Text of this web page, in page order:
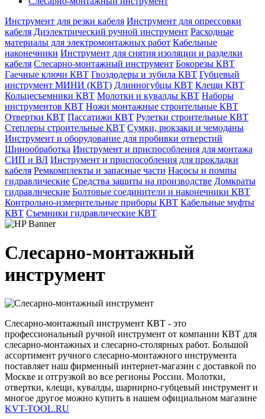
Инструмент для резки кабеля Инструмент для опрессовки
кабеля Диэлектрический ручной инструмент Расходные
материалы для электромонтажных работ Кабельные
наконечники Инструмент для снятия изоляции и разделки
кабеля Слесарно-монтажный инструмент Бокорезы КВТ
Гаечные ключи КВТ Гвоздодеры и зубила КВТ Губцевый
инструмент МИНИ (КВТ) Длинногубцы КВТ Клещи КВТ
Кольцесъемники КВТ Молотки и кувалды КВТ Наборы
инструментов КВТ Ножи монтажные строительные КВТ
Отвертки КВТ Пассатижи КВТ Рулетки строительные КВТ
Степлеры строительные КВТ Сумки, рюкзаки и чемоданы
Инструмент и оборудование для пробивки отверстий
Шинообработка Инструмент и приспособления для монтажа
СИП и ВЛ Инструмент и приспособления для прокладки
кабеля Ремкомплекты и запасные части Насосы и помпы
гидравлические Средства защиты на производстве Домкраты
гидравлические Болтовые соединители и наконечники КВТ
Контрольно-измерительные приборы КВТ Кабельные муфты
КВТ Съемники гидравлические КВТ
Слесарно-монтажный
инструмент
Слесарно-монтажный инструмент КВТ - это
профессиональный ручной инструмент от компании КВТ для
слесарно-монтажных и слесарно-столярных работ. Большой
ассортимент ручного слесарно-монтажного инструмента
поставляет наш фирменный интернет-магазин с доставкой по
Москве и отгрузкой во все регионы России. Молотки,
отвертки, клещи, кувалды, шарнирно-губцевый инструмент и
многое другое можно купить в нашем официальном магазине
KVT-TOOL.RU